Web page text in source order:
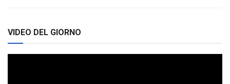
VIDEO DEL GIORNO